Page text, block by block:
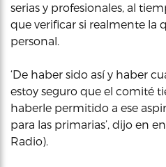
serias y profesionales, al
que verificar si realmente la
personal.
‘De haber sido así y haber
estoy seguro que el comité
haberle permitido a ese
para las primarias’, dijo en
Radio).